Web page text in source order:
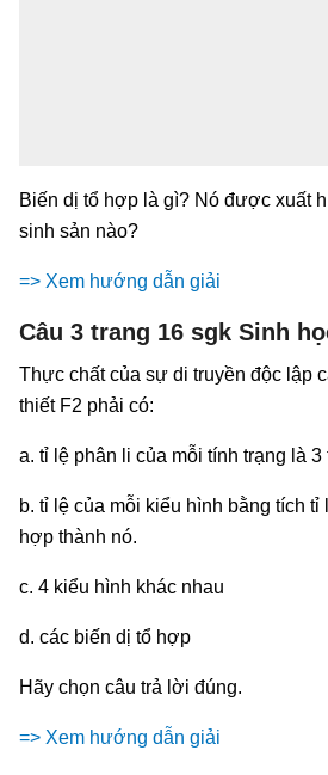
Biến dị tổ hợp là gì? Nó được xuất
sinh sản nào?
=> Xem hướng dẫn giải
Câu 3 trang 16 sgk Sinh
Thực chất của sự di truyền độc lập
thiết F2 phải có:
a. tỉ lệ phân li của mỗi tính trạng là 3
b. tỉ lệ của mỗi kiểu hình bằng tích tỉ
hợp thành nó.
c. 4 kiểu hình khác nhau
d. các biến dị tổ hợp
Hãy chọn câu trả lời đúng.
=> Xem hướng dẫn giải